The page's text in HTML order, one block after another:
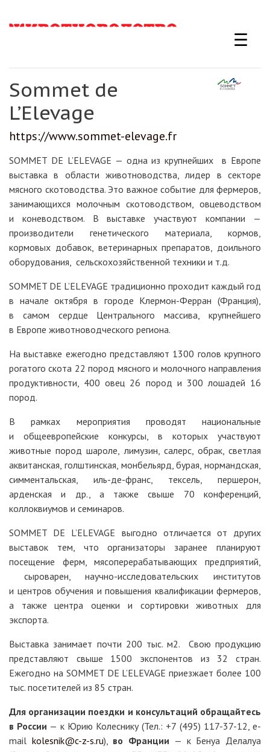
к
☰
Sommet de
L’Elevage
https://www.sommet-elevage.fr
SOMMET DE L’ELEVAGE — одна из крупнейших в Европе
выставка в области животноводства, лидер в секторе
мясного скотоводства. Это важное событие для фермеров,
занимающихся молочным скотоводством, овцеводством
и коневодством. В выставке участвуют компании —
производители генетического материала, кормов,
кормовых добавок, ветеринарных препаратов, доильного
оборудования, сельскохозяйственной техники и т.д.
SOMMET DE L’ELEVAGE традиционно проходит каждый год
в начале октября в городе Клермон-Ферран (Франция),
в самом сердце Центрального массива, крупнейшего
в Европе животноводческого региона.
На выставке ежегодно представляют 1300 голов крупного
рогатого скота 22 пород мясного и молочного направления
продуктивности, 400 овец 26 пород и 300 лошадей 16
пород.
В рамках мероприятия проводят национальные
и общеевропейские конкурсы, в которых участвуют
животные пород шароле, лимузин, салерс, обрак, светлая
аквитанская, голштинская, монбельярд, бурая, нормандская,
симментальская, иль-де-франс, тексель, першерон,
арденская и др., а также свыше 70 конференций,
коллоквиумов и семинаров.
SOMMET DE L’ELEVAGE выгодно отличается от других
выставок тем, что организаторы заранее планируют
посещение ферм, мясоперерабатывающих предприятий,
сыроварен, научно-исследовательских институтов
и центров обучения и повышения квалификации фермеров,
а также центра оценки и сортировки животных для
экспорта.
Выставка занимает почти 200 тыс. м2. Свою продукцию
представляют свыше 1500 экспонентов из 32 стран.
Ежегодно на SOMMET DE L’ELEVAGE приезжает более 100
тыс. посетителей из 85 стран.
Для организации поездки и консультаций обращайтесь
в России — к Юрию Колеснику (Тел.: +7 (495) 117-37-12, e-
mail kolesnik@c-z-s.ru), во Франции — к Бенуа Делалуа